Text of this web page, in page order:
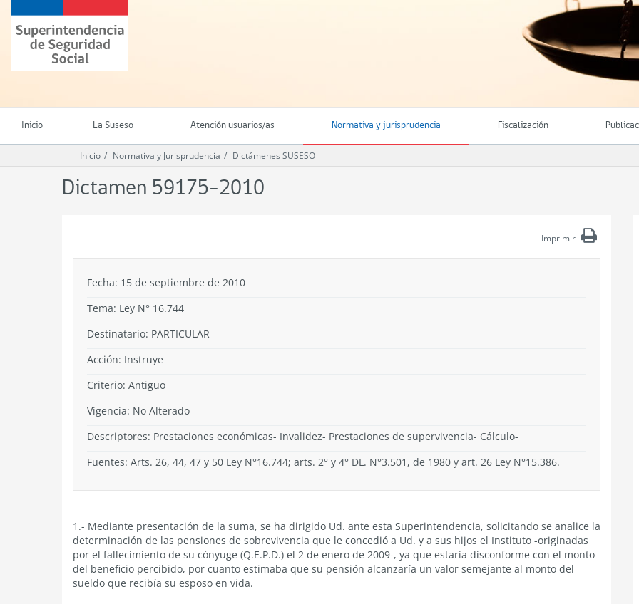
contenido
principal
Superintendencia
de
Seguridad
(SUSESO)
Chile
Inicio La Suseso Atención usuarios/as Normativa y jurisprudencia Fiscalización
Inicio Normativa y Jurisprudencia Dictámenes SUSESO
Dictamen 59175-2010
Imprimir
Fecha: 15 de septiembre de 2010
Tema: Ley N° 16.744
Destinatario: PARTICULAR
Acción: Instruye
Criterio: Antiguo
Vigencia: No Alterado
Descriptores: Prestaciones económicas- Invalidez- Prestaciones de supervivencia- Cálculo-
Fuentes: Arts. 26, 44, 47 y 50 Ley N°16.744; arts. 2° y 4° DL. N°3.501, de 1980 y art. 26 Ley N°15.386.
1.- Mediante presentación de la suma, se ha dirigido Ud. ante esta Superintendencia, solicitando se analice la
determinación de las pensiones de sobrevivencia que le concedió a Ud. y a sus hijos el Instituto -originadas
por el fallecimiento de su cónyuge (Q.E.P.D.) el 2 de enero de 2009-, ya que estaría disconforme con el monto
del beneficio percibido, por cuanto estimaba que su pensión alcanzaría un valor semejante al monto del
sueldo que recibía su esposo en vida.